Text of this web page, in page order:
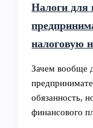
Налоги для
налоговую
Зачем вообще
обязанность,
финансового